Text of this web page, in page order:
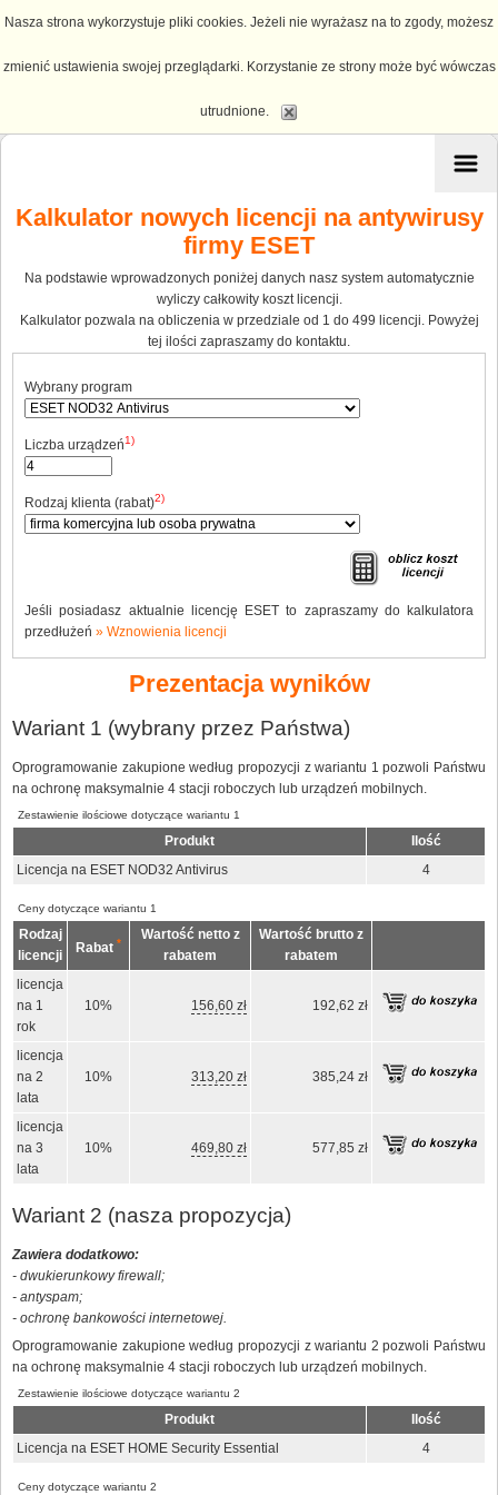
Kalkulator nowych licencji na antywirusy
firmy ESET
Na podstawie wprowadzonych poniżej danych nasz system automatycznie
wyliczy całkowity koszt licencji.
Kalkulator pozwala na obliczenia w przedziale od 1 do 499 licencji. Powyżej
tej ilości zapraszamy do kontaktu.
Wybrany program
Liczba urządzeń1)
Rodzaj klienta (rabat)2)
Jeśli posiadasz aktualnie licencję ESET to zapraszamy do kalkulatora
przedłużeń » Wznowienia licencji
Prezentacja wyników
Wariant 1 (wybrany przez Państwa)
Oprogramowanie zakupione według propozycji z wariantu 1 pozwoli Państwu
na ochronę maksymalnie 4 stacji roboczych lub urządzeń mobilnych.
Zestawienie ilościowe dotyczące wariantu 1
Produkt
Ilość
Licencja na ESET NOD32 Antivirus
4
Ceny dotyczące wariantu 1
Rodzaj
licencji
Rabat *
Wartość netto z
rabatem
Wartość brutto z
rabatem
licencja
na 1
rok
10% 156,60 zł 192,62 zł
licencja
na 2
lata
10% 313,20 zł 385,24 zł
licencja
na 3
lata
10% 469,80 zł 577,85 zł
Wariant 2 (nasza propozycja)
Zawiera dodatkowo:
- dwukierunkowy firewall;
- antyspam;
- ochronę bankowości internetowej.
Oprogramowanie zakupione według propozycji z wariantu 2 pozwoli Państwu
na ochronę maksymalnie 4 stacji roboczych lub urządzeń mobilnych.
Zestawienie ilościowe dotyczące wariantu 2
Produkt
Ilość
Licencja na ESET HOME Security Essential
4
Ceny dotyczące wariantu 2
Nasza strona wykorzystuje pliki cookies. Jeżeli nie wyrażasz na to zgody, możesz
zmienić ustawienia swojej przeglądarki. Korzystanie ze strony może być wówczas
utrudnione.